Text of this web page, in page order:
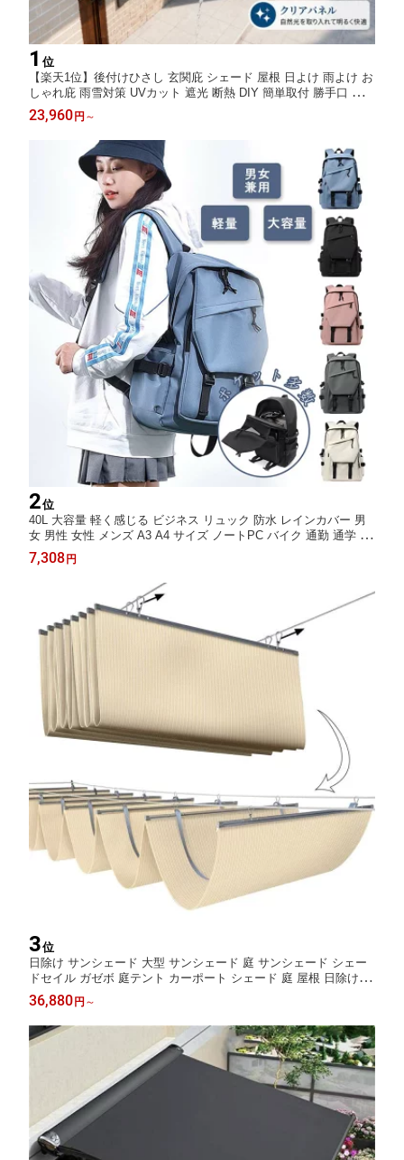
1 位
【楽天1位】後付けひさし 玄関庇 シェード 屋根 日よけ 雨よけ お
しゃれ庇 雨雪対策 UVカット 遮光 断熱 DIY 簡単取付 勝手口 窓
自転車置き場 ベランダ 屋外用 日除けサンシェード
23,960円 ～
2位
40L 大容量 軽く感じる ビジネス リュック 防水 レインカバー 男
女 男性 女性 メンズ A3 A4 サイズ ノートPC バイク 通勤 通学 出
張 旅行 収納 バックパック リュックサック ブラック 黒 PCリュッ
ク
7,308円
3位
日除け サンシェード 大型 サンシェード 庭 サンシェード シェー
ドセイル ガゼボ 庭テント カーポート シェード 庭 屋根 日除け シ
ェード 1-15m 格納式ウェーブ
36,880円 ～